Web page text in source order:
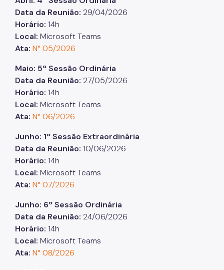
Data da Reunião: 29/04/2026
Horário: 14h
Local: Microsoft Teams
Ata: N° 05/2026
Maio: 5ª Sessão Ordinária
Data da Reunião: 27/05/2026
Horário: 14h
Local: Microsoft Teams
Ata: N° 06/2026
Junho: 1ª Sessão Extraordinária
Data da Reunião: 10/06/2026
Horário: 14h
Local: Microsoft Teams
Ata: N° 07/2026
Junho: 6ª Sessão Ordinária
Data da Reunião: 24/06/2026
Horário: 14h
Local: Microsoft Teams
Ata: N° 08/2026